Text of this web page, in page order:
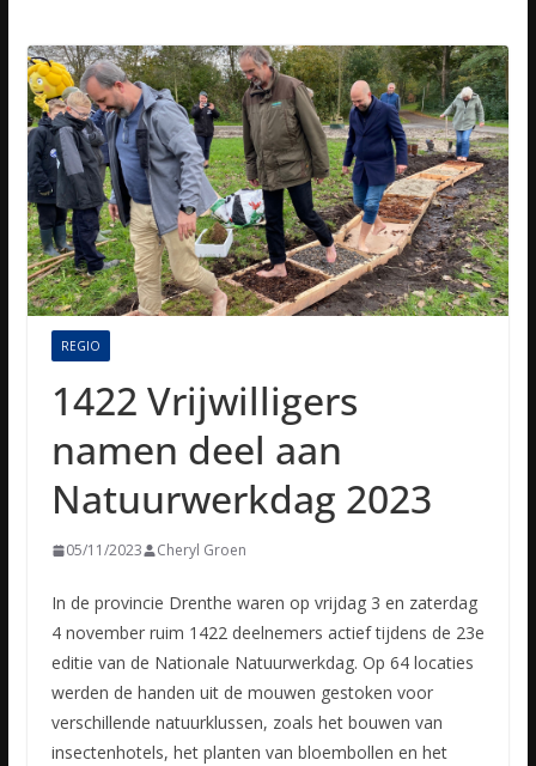
REGIO
1422 Vrijwilligers
namen deel aan
Natuurwerkdag 2023
05/11/2023 Cheryl Groen
In de provincie Drenthe waren op vrijdag 3 en zaterdag
4 november ruim 1422 deelnemers actief tijdens de 23e
editie van de Nationale Natuurwerkdag. Op 64 locaties
werden de handen uit de mouwen gestoken voor
verschillende natuurklussen, zoals het bouwen van
insectenhotels, het planten van bloembollen en het